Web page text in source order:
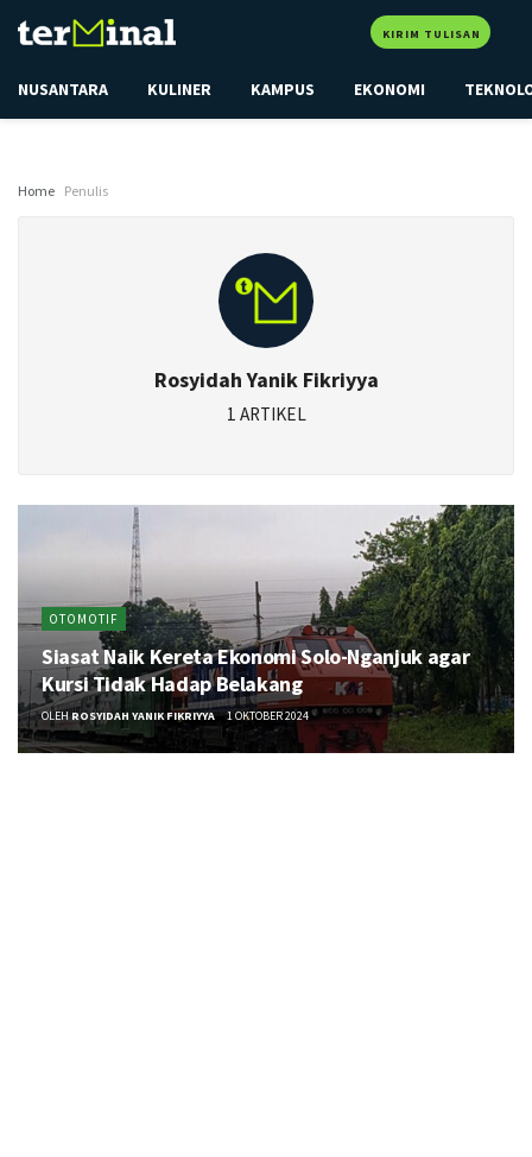
KIRIM TULISAN
NUSANTARA KULINER KAMPUS EKONOMI
Home Penulis
Rosyidah Yanik Fikriyya
1 ARTIKEL
OTOMOTIF
Siasat Naik Kereta Ekonomi Solo-Nganjuk agar
Kursi Tidak Hadap Belakang
OLEH ROSYIDAH YANIK FIKRIYYA 1 OKTOBER 2024